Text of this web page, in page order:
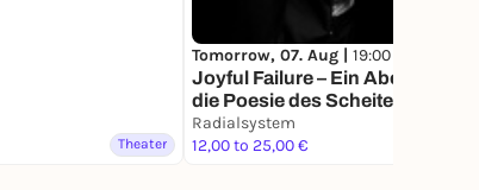
Theater
Tomorrow, 07. Aug | 19:00
Joyful Failure – Ein Abend über
die Poesie des Scheiterns
Radialsystem
12,00 to 25,00 €